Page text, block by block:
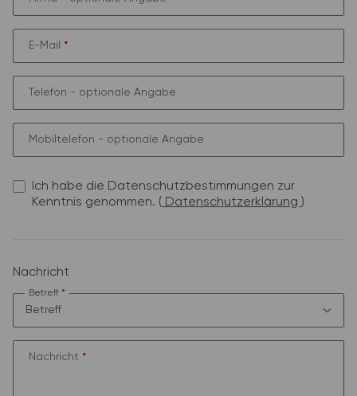
E-Mail
Telefon - optionale Angabe
Mobiltelefon - optionale Angabe
Ich habe die Datenschutzbestimmungen zur
Kenntnis genommen. ( Datenschutzerklärung )
Nachricht
Betreff
Nachricht